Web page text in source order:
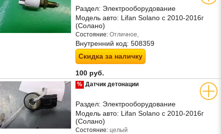
Раздел: Электрооборудование
Модель авто: Lifan Solano с 2010-2016г
(Солано)
Состояние: Отличное,
Внутренний код: 508359
Скидка за наличку
100 руб.
% Датчик детонации
Раздел: Электрооборудование
Модель авто: Lifan Solano с 2010-2016г
(Солано)
Состояние: целый